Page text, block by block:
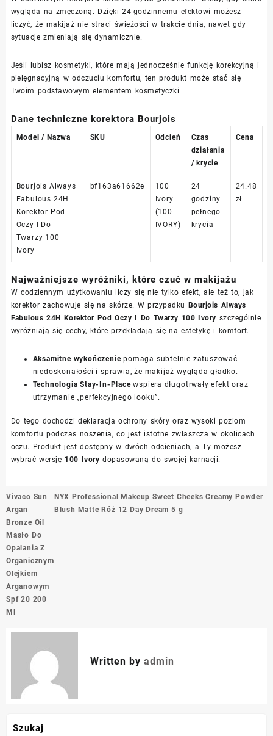
wygląda na zmęczoną. Dzięki 24-godzinnemu efektowi możesz
liczyć, że makijaż nie straci świeżości w trakcie dnia, nawet gdy
sytuacje zmieniają się dynamicznie.
Jeśli lubisz kosmetyki, które mają jednocześnie funkcję korekcyjną i
pielęgnacyjną w odczuciu komfortu, ten produkt może stać się
Twoim podstawowym elementem kosmetyczki.
Dane techniczne korektora Bourjois
Model / Nazwa SKU Odcień
Czas
działania
/ krycie
Cena
Bourjois Always
Fabulous 24H
Korektor Pod
Oczy I Do
Twarzy 100
Ivory
bf163a61662e
100
Ivory
(100
IVORY)
24
godziny
pełnego
krycia
24.48
zł
Najważniejsze wyróżniki, które czuć w makijażu
W codziennym użytkowaniu liczy się nie tylko efekt, ale też to, jak
korektor zachowuje się na skórze. W przypadku Bourjois Always
Fabulous 24H Korektor Pod Oczy I Do Twarzy 100 Ivory szczególnie
wyróżniają się cechy, które przekładają się na estetykę i komfort.
Aksamitne wykończeniepomaga subtelnie zatuszować
niedoskonałości i sprawia, że makijaż wygląda gładko.
Technologia Stay-In-Placewspiera długotrwały efekt oraz
utrzymanie „perfekcyjnego looku”.
Do tego dochodzi deklaracja ochrony skóry oraz wysoki poziom
komfortu podczas noszenia, co jest istotne zwłaszcza w okolicach
oczu. Produkt jest dostępny w dwóch odcieniach, a Ty możesz
wybrać wersję 100 Ivory dopasowaną do swojej karnacji.
Nawigacja
wpisu
Vivaco Sun
Argan
Bronze Oil
Masło Do
Opalania Z
Organicznym
Olejkiem
Arganowym
Spf 20 200
Ml
NYX Professional Makeup Sweet Cheeks Creamy Powder
Blush Matte Róż 12 Day Dream 5 g
Written by admin
Szukaj